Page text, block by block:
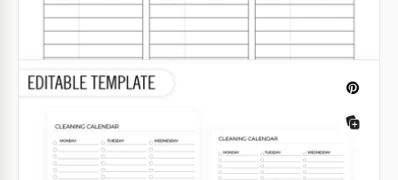
Druckbare anpassbare wöchentliche
Kalendervorlagen